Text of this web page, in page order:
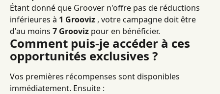
Étant donné que Groover n'offre pas de réductions
inférieures à 1 Grooviz , votre campagne doit être
d'au moins 7 Grooviz pour en bénéficier.
Comment puis-je accéder à ces
opportunités exclusives ?
Vos premières récompenses sont disponibles
immédiatement. Ensuite :